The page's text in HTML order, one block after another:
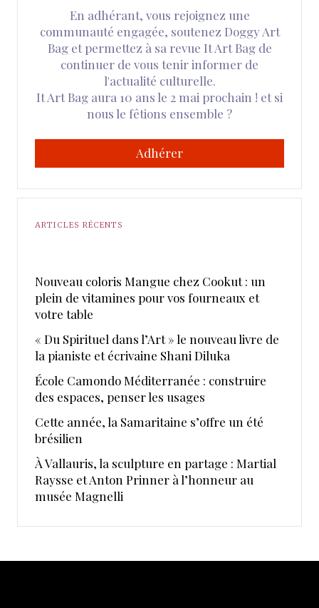
En adhérant, vous rejoignez une
communauté engagée, soutenez Doggy Art
Bag et permettez à sa revue It Art Bag de
continuer de vous tenir informer de
l'actualité culturelle.
It Art Bag aura 10 ans le 2 mai prochain ! et si
nous le fêtions ensemble ?
Adhérer
ARTICLES RÉCENTS
Nouveau coloris Mangue chez Cookut : un
plein de vitamines pour vos fourneaux et
votre table
« Du Spirituel dans l’Art » le nouveau livre de
la pianiste et écrivaine Shani Diluka
École Camondo Méditerranée : construire
des espaces, penser les usages
Cette année, la Samaritaine s’offre un été
brésilien
À Vallauris, la sculpture en partage : Martial
Raysse et Anton Prinner à l’honneur au
musée Magnelli